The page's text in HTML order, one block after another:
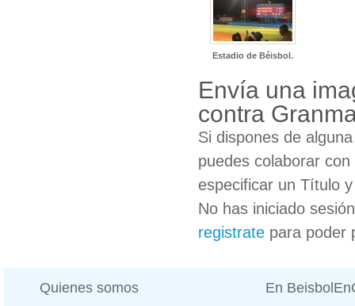
Estadio de Béisbol.
Envía una
contra
Si dispones de
puedes colaborar
especificar un Título
No has iniciado
registrate para poder
Quienes somos En